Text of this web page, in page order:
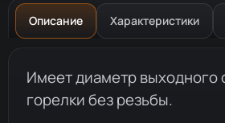
Описание Характеристики
Описание
Имеет диаметр выходного
горелки без резьбы.